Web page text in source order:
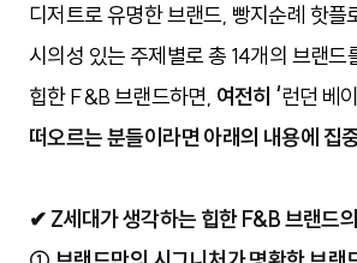
디저트로 유명한 브랜드, 빵지순례 핫플
시의성 있는 주제별로 총 14개의 브랜드
힙한 F&B 브랜드하면, 여전히 ‘런던 베
떠오르는 분들이라면 아래의 내용에 집
✔ Z세대가 생각하는 힙한 F&B 브랜드